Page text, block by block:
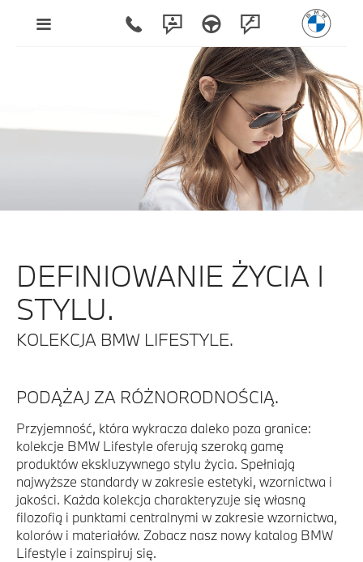
DEFINIOWANIE ŻYCIA I
STYLU.
KOLEKCJA BMW LIFESTYLE.
PODĄŻAJ ZA RÓŻNORODNOŚCIĄ.
Przyjemność, która wykracza daleko poza granice:
kolekcje BMW Lifestyle oferują szeroką gamę
produktów ekskluzywnego stylu życia. Spełniają
najwyższe standardy w zakresie estetyki, wzornictwa i
jakości. Każda kolekcja charakteryzuje się własną
filozofią i punktami centralnymi w zakresie wzornictwa,
kolorów i materiałów. Zobacz nasz nowy katalog BMW
Lifestyle i zainspiruj się.